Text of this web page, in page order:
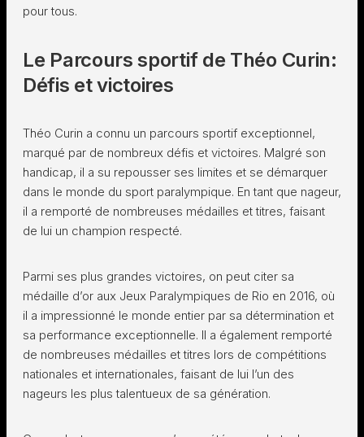
pour tous.
Le Parcours sportif de Théo Curin:
Défis et victoires
Théo Curin a connu un parcours sportif exceptionnel,
marqué par de nombreux défis et victoires. Malgré son
handicap, il a su repousser ses limites et se démarquer
dans le monde du sport paralympique. En tant que nageur,
il a remporté de nombreuses médailles et titres, faisant
de lui un champion respecté.
Parmi ses plus grandes victoires, on peut citer sa
médaille d’or aux Jeux Paralympiques de Rio en 2016, où
il a impressionné le monde entier par sa détermination et
sa performance exceptionnelle. Il a également remporté
de nombreuses médailles et titres lors de compétitions
nationales et internationales, faisant de lui l’un des
nageurs les plus talentueux de sa génération.